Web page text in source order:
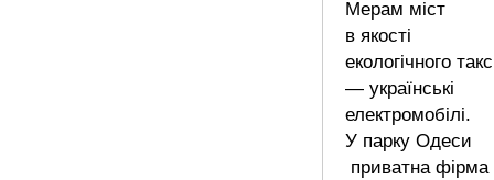
Мерам міст
в якості
екологічного
— українські
електромобілі.
У парку Одеси
приватна фірма